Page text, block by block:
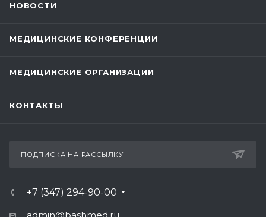
НОВОСТИ
МЕДИЦИНСКИЕ КОНФЕРЕНЦИИ
МЕДИЦИНСКИЕ ОРГАНИЗАЦИИ
КОНТАКТЫ
ПОДПИСКА НА РАССЫЛКУ
+7 (347) 294-90-00